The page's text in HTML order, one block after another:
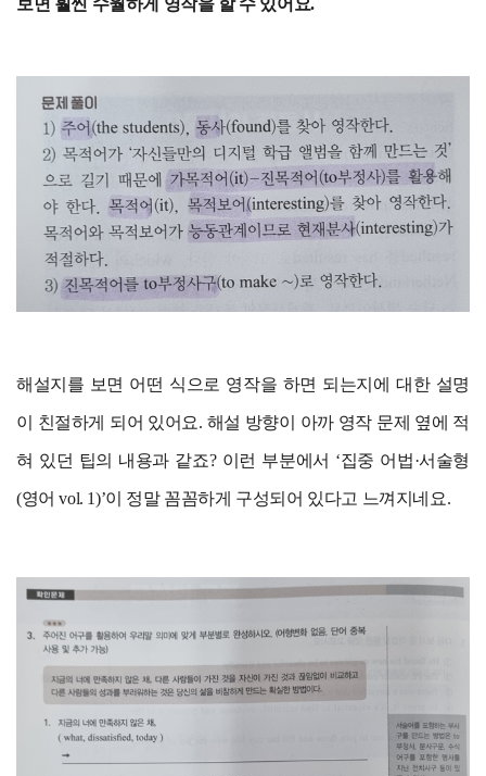
보면 훨씬 수월하게 영작을 할 수 있어요.
해설지를 보면 어떤 식으로 영작을 하면 되는지에 대한 설명
이 친절하게 되어 있어요. 해설 방향이 아까 영작 문제 옆에 적
혀 있던 팁의 내용과 같죠? 이런 부분에서 ‘집중 어법·서술형
(영어 vol. 1)’이 정말 꼼꼼하게 구성되어 있다고 느껴지네요.